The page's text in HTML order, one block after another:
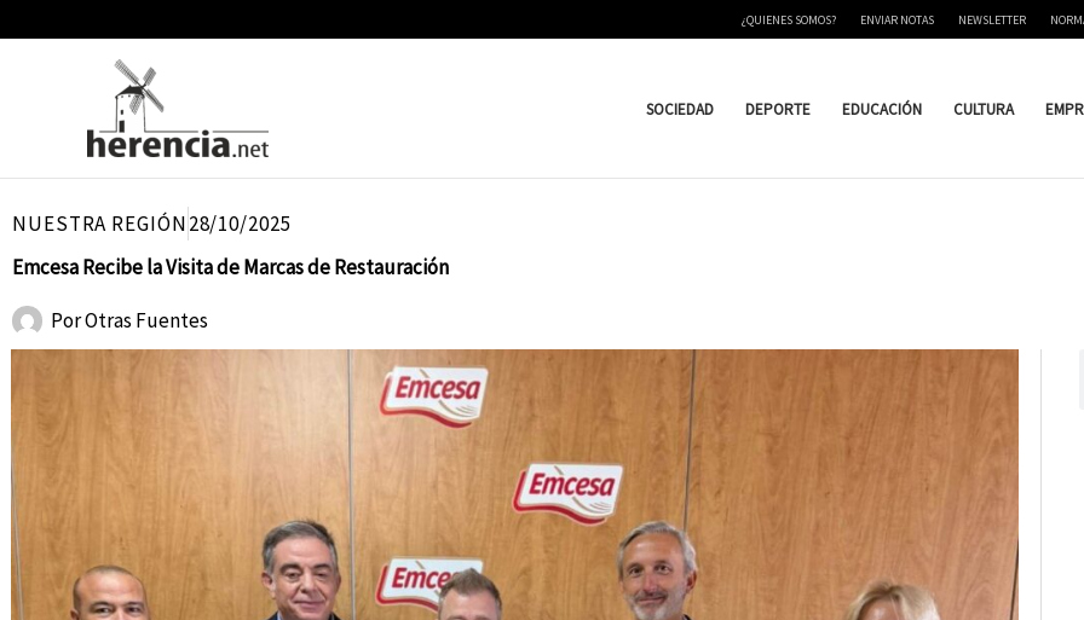
¿QUIENES SOMOS? ENVIAR NOTAS NEWSLETTER
SOCIEDAD DEPORTE EDUCACIÓN CULTURA
NUESTRA REGIÓN28/10/2025
Emcesa Recibe la Visita de Marcas de Restauración
PorOtras Fuentes